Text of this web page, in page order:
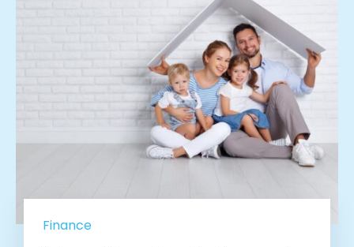
Finance